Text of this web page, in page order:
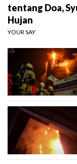
tentang Doa,
Hujan
YOUR SAY